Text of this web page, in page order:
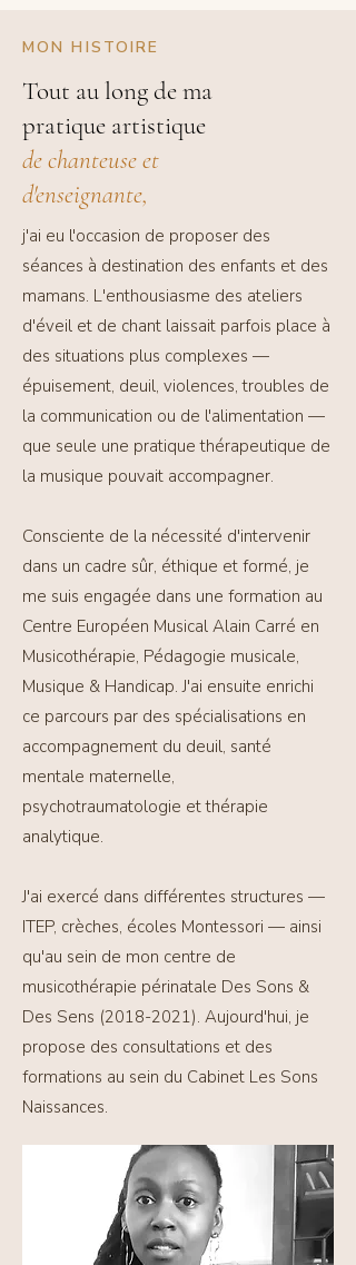
MON HISTOIRE
Tout au long de ma
pratique artistique
dechanteuse et
d'enseignante,
j'ai eu l'occasion de proposer des
séances à destination des enfants et des
mamans. L'enthousiasme des ateliers
d'éveil et de chant laissait parfois place à
des situations plus complexes —
épuisement, deuil, violences, troubles de
la communication ou de l'alimentation —
que seule une pratique thérapeutique de
la musique pouvait accompagner.
Consciente de la nécessité d'intervenir
dans un cadre sûr, éthique et formé, je
me suis engagée dans une formation au
Centre Européen Musical Alain Carré en
Musicothérapie, Pédagogie musicale,
Musique & Handicap. J'ai ensuite enrichi
ce parcours par des spécialisations en
accompagnement du deuil, santé
mentale maternelle,
psychotraumatologie et thérapie
analytique.
J'ai exercé dans différentes structures —
ITEP, crèches, écoles Montessori — ainsi
qu'au sein de mon centre de
musicothérapie périnatale Des Sons &
Des Sens (2018-2021). Aujourd'hui, je
propose des consultations et des
formations au sein du Cabinet Les Sons
Naissances.